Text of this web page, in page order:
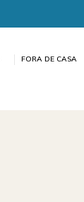
FORA DE CASA